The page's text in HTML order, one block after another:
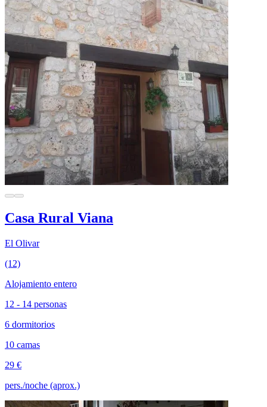
Casa Rural Viana
El Olivar
(12)
Alojamiento entero
12 - 14 personas
6 dormitorios
10 camas
29 €
pers./noche (aprox.)